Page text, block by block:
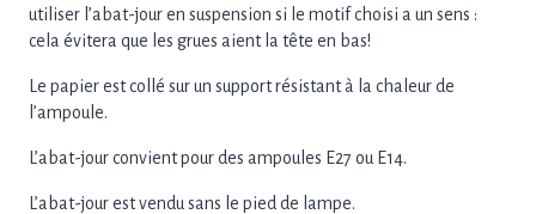
utiliser l’abat-jour en suspension si le motif choisi a un sens :
cela évitera que les grues aient la tête en bas!
Le papier est collé sur un support résistant à la chaleur de
l’ampoule.
L’abat-jour convient pour des ampoules E27 ou E14.
L’abat-jour est vendu sans le pied de lampe.